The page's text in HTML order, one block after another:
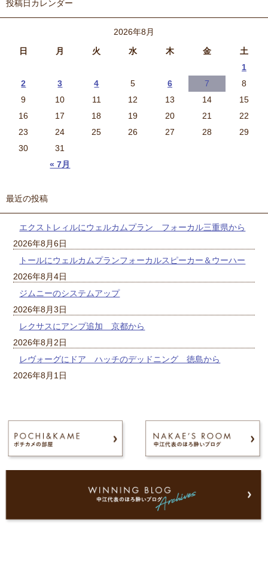
投稿日カレンダー
2026年8月
日
月 火 水 木 金 土
« 7月
1
2
3 4 5 6 7
8
9
10 11 12 13 14
15
16
17 18 19 20 21
22
23
24 25 26 27 28
29
30
31
最近の投稿
エクストレィルにウェルカムプラン フォーカル三重県から
2026年8月6日
トールにウェルカムプランフォーカルスピーカー＆ウーハー
2026年8月4日
ジムニーのシステムアップ
2026年8月3日
レクサスにアンプ追加 京都から
2026年8月2日
レヴォーグにドア ハッチのデッドニング 徳島から
2026年8月1日